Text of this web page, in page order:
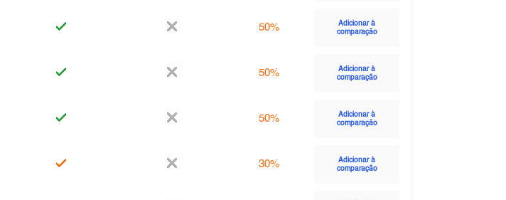
50%
Adicionar à
comparação
50%
Adicionar à
comparação
50%
Adicionar à
comparação
30%
Adicionar à
comparação